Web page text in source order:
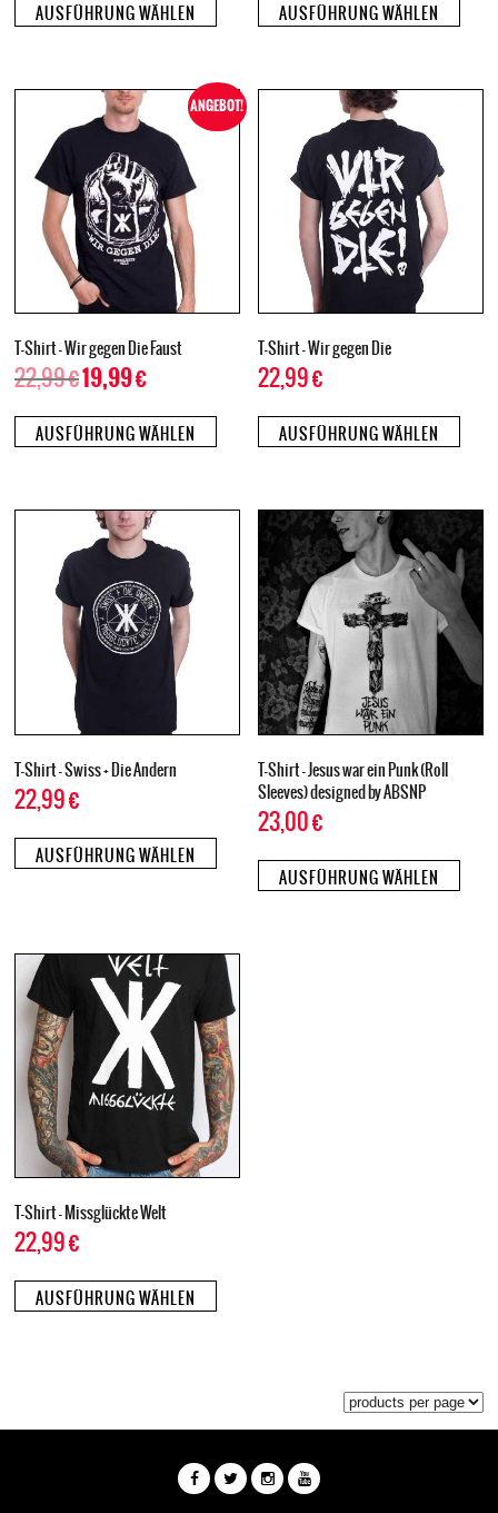
AUSFÜHRUNG WÄHLEN AUSFÜHRUNG WÄHLEN
ANGEBOT!
T-Shirt – Wir gegen Die Faust
22,99€19,99€
AUSFÜHRUNG WÄHLEN
T-Shirt – Wir gegen Die
22,99€
AUSFÜHRUNG WÄHLEN
T-Shirt – Swiss + Die Andern
22,99€
AUSFÜHRUNG WÄHLEN
T-Shirt – Jesus war ein Punk (Roll
Sleeves) designed by ABSNP
23,00€
AUSFÜHRUNG WÄHLEN
T-Shirt – Missglückte Welt
22,99€
AUSFÜHRUNG WÄHLEN